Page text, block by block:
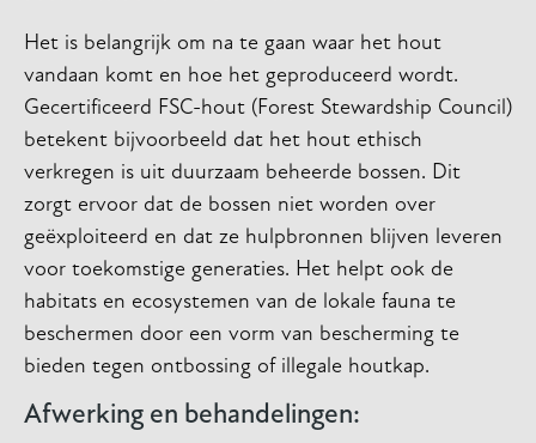
Het is belangrijk om na te gaan waar het hout
vandaan komt en hoe het geproduceerd wordt.
Gecertificeerd FSC-hout (Forest Stewardship Council)
betekent bijvoorbeeld dat het hout ethisch
verkregen is uit duurzaam beheerde bossen. Dit
zorgt ervoor dat de bossen niet worden over
geëxploiteerd en dat ze hulpbronnen blijven leveren
voor toekomstige generaties. Het helpt ook de
habitats en ecosystemen van de lokale fauna te
beschermen door een vorm van bescherming te
bieden tegen ontbossing of illegale houtkap.
Afwerking en behandelingen: